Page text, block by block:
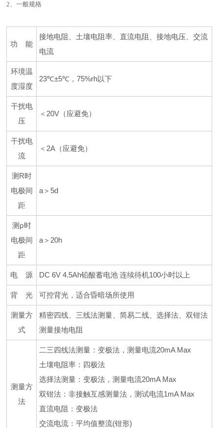
2、一般规格
功 能
接地电阻、土壤电阻率、直流电阻、接地电压、交流
电流
环境温
度湿度
23℃±5℃，75%rh以下
干扰电
压
＜20V（应避免）
干扰电
流
＜2A（应避免）
测R时
电极间
距
a＞5d
测ρ时
电极间
距
a＞20h
电 源 DC 6V 4.5Ah铅酸蓄电池 连续待机100小时以上
背 光 可控背光，适合昏暗场所使用
测量方
式
精密四线、三线法测量、简易二线、选择法、双钳法
测量接地电阻
测量方
法
二三四线法测量：变极法，测量电流20mA Max
土壤电阻率：四极法
选择法测量：变极法，测量电流20mA Max
双钳法：非接触互感测量法，测试电流1mA Max
直流电阻：变极法
交流电流：平均值整流(钳形)